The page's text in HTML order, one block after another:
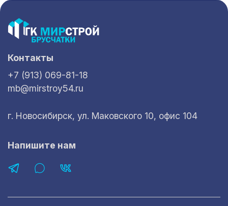
Контакты
+7 (913) 069-81-18
mb@mirstroy54.ru
г. Новосибирск, ул. Маковского 10, офис 104
Напишите нам